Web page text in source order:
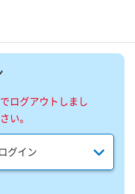
ログアウトしまし
い。
グイン